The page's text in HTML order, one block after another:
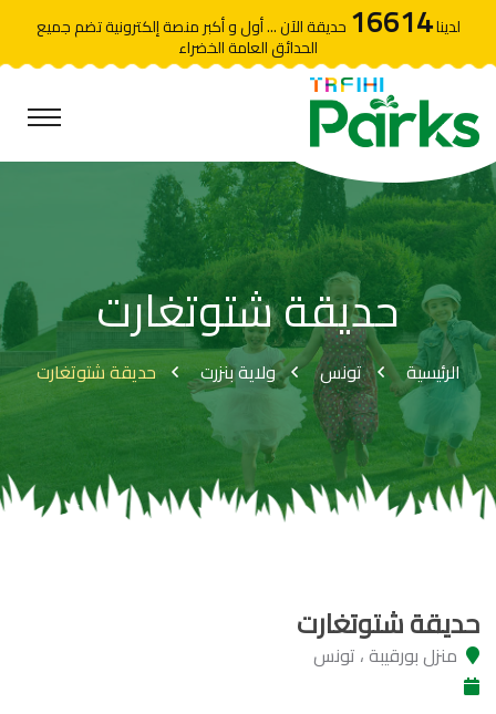
لدينا16614 حديقة الآن ... أول و أكبر منصة إلكترونية تضم جميع
الحدائق العامة الخضراء
حديقة شتوتغارت
الرئيسية تونس ولاية بنزرت حديقة شتوتغارت
حديقة شتوتغارت
منزل بورقيبة ، تونس